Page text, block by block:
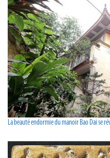
La beauté endormie du manoir Bao Dai se